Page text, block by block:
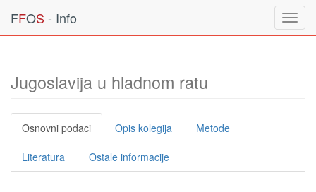
FFOS - Info
Jugoslavija u hladnom ratu
Osnovni podaci Opis kolegija Metode
Literatura Ostale informacije